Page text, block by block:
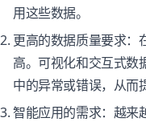
用这些数据。
更高的数据质量要求：
高。可视化和交互式数
中的异常或错误，从而
智能应用的需求：越来